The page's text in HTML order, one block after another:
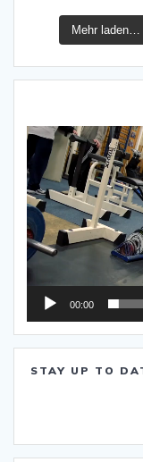
Mehr laden…
00:00
STAY UP TO